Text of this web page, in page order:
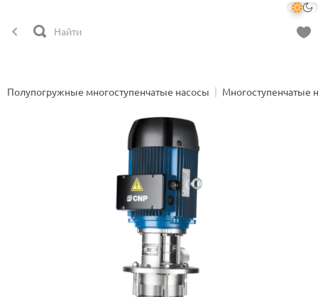
Полупогружные многоступенчатые насосы Многоступенчатые